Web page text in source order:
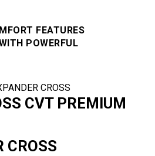
FEATURES
POWERFUL
CVT PREMIUM
CROSS